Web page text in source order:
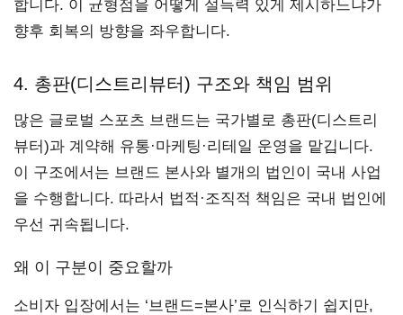
합니다. 이 균형점을 어떻게 설득력 있게 제시하느냐가
향후 회복의 방향을 좌우합니다.
4. 총판(디스트리뷰터) 구조와 책임 범위
많은 글로벌 스포츠 브랜드는 국가별로 총판(디스트리
뷰터)과 계약해 유통·마케팅·리테일 운영을 맡깁니다.
이 구조에서는 브랜드 본사와 별개의 법인이 국내 사업
을 수행합니다. 따라서 법적·조직적 책임은 국내 법인에
우선 귀속됩니다.
왜 이 구분이 중요할까
소비자 입장에서는 ‘브랜드=본사’로 인식하기 쉽지만,